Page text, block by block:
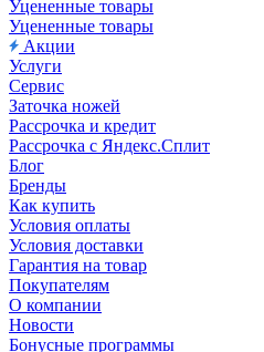
Уцененные товары
Уцененные товары
Акции
Услуги
Сервис
Заточка ножей
Рассрочка и кредит
Рассрочка с Яндекс.Сплит
Блог
Бренды
Как купить
Условия оплаты
Условия доставки
Гарантия на товар
Покупателям
О компании
Новости
Бонусные программы